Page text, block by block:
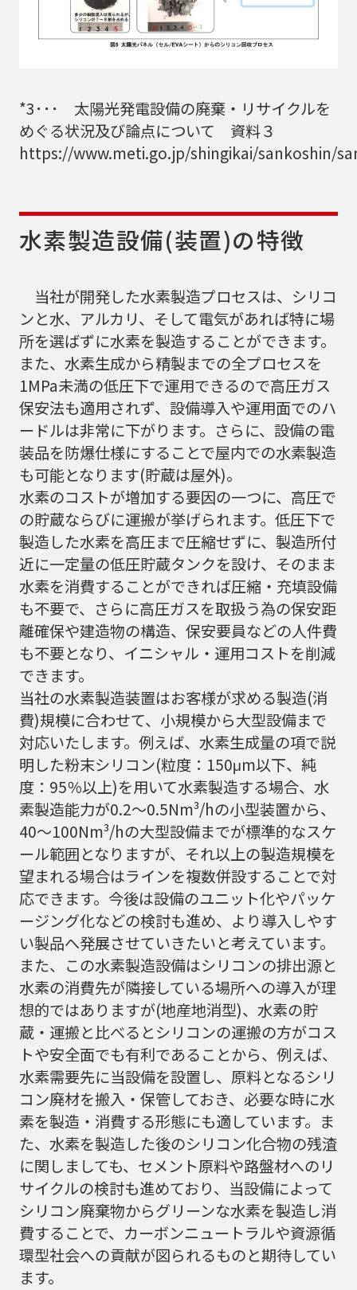
*3･･･ 太陽光発電設備の廃棄・リサイクルを
めぐる状況及び論点について 資料３
https://www.meti.go.jp/shingikai/sankoshin/
水素製造設備(装置)の特徴
当社が開発した水素製造プロセスは、シリコ
ンと水、アルカリ、そして電気があれば特に場
所を選ばずに水素を製造することができます。
また、水素生成から精製までの全プロセスを
1MPa未満の低圧下で運用できるので高圧ガス
保安法も適用されず、設備導入や運用面でのハ
ードルは非常に下がります。さらに、設備の電
装品を防爆仕様にすることで屋内での水素製造
も可能となります(貯蔵は屋外)。
水素のコストが増加する要因の一つに、高圧で
の貯蔵ならびに運搬が挙げられます。低圧下で
製造した水素を高圧まで圧縮せずに、製造所付
近に一定量の低圧貯蔵タンクを設け、そのまま
水素を消費することができれば圧縮・充填設備
も不要で、さらに高圧ガスを取扱う為の保安距
離確保や建造物の構造、保安要員などの人件費
も不要となり、イニシャル・運用コストを削減
できます。
当社の水素製造装置はお客様が求める製造(消
費)規模に合わせて、小規模から大型設備まで
対応いたします。例えば、水素生成量の項で説
明した粉末シリコン(粒度：150μm以下、純
度：95％以上)を用いて水素製造する場合、水
素製造能力が0.2～0.5Nm³/hの小型装置から、
40～100Nm³/hの大型設備までが標準的なスケ
ール範囲となりますが、それ以上の製造規模を
望まれる場合はラインを複数併設することで対
応できます。今後は設備のユニット化やパッケ
ージング化などの検討も進め、より導入しやす
い製品へ発展させていきたいと考えています。
また、この水素製造設備はシリコンの排出源と
水素の消費先が隣接している場所への導入が理
想的ではありますが(地産地消型)、水素の貯
蔵・運搬と比べるとシリコンの運搬の方がコス
トや安全面でも有利であることから、例えば、
水素需要先に当設備を設置し、原料となるシリ
コン廃材を搬入・保管しておき、必要な時に水
素を製造・消費する形態にも適しています。ま
た、水素を製造した後のシリコン化合物の残渣
に関しましても、セメント原料や路盤材へのリ
サイクルの検討も進めており、当設備によって
シリコン廃棄物からグリーンな水素を製造し消
費することで、カーボンニュートラルや資源循
環型社会への貢献が図られるものと期待してい
ます。